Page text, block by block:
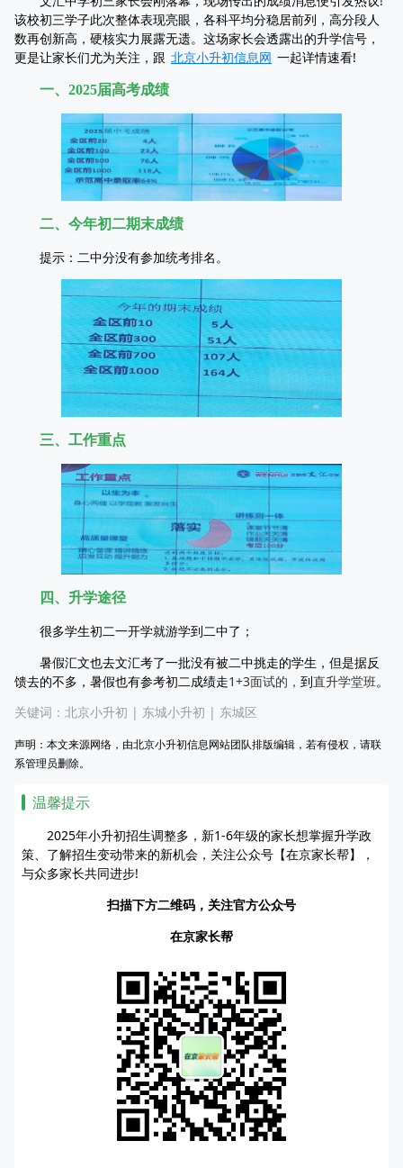
该校初三学子此次整体表现亮眼，各科平均分稳居前列，高分段人
数再创新高，硬核实力展露无遗。这场家长会透露出的升学信号，
更是让家长们尤为关注，跟 北京小升初信息网 一起详情速看!
一、2025届高考成绩
二、今年初二期末成绩
提示：二中分没有参加统考排名。
三、工作重点
四、升学途径
很多学生初二一开学就游学到二中了；
暑假汇文也去文汇考了一批没有被二中挑走的学生，但是据反
馈去的不多，暑假也有参考初二成绩走1+3面试的， 到直升学堂班。
关键词： 北京小升初 | 东城小升初 | 东城区
声明：本文来源网络，由北京小升初信息网站团队排版编辑，若有侵权，请联
系管理员删除。
温馨提示
2025年小升初招生调整多，新1-6年级的家长想掌握升学政
策、了解招生变动带来的新机会，关注公众号【在京家长帮】，
与众多家长共同进步!
扫描下方二维码，关注官方公众号
在京家长帮